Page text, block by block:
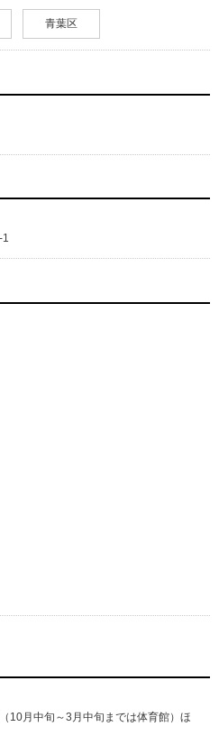
青葉区
1
月中旬～3月中旬までは体育館）ほ